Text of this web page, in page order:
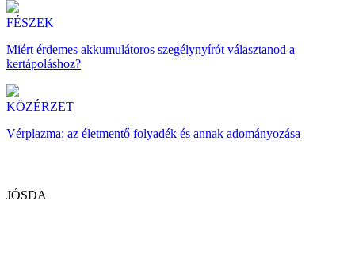
FÉSZEK
Miért érdemes akkumulátoros szegélynyírót választanod a
kertápoláshoz?
KÖZÉRZET
Vérplazma: az életmentő folyadék és annak adományozása
JÓSDA